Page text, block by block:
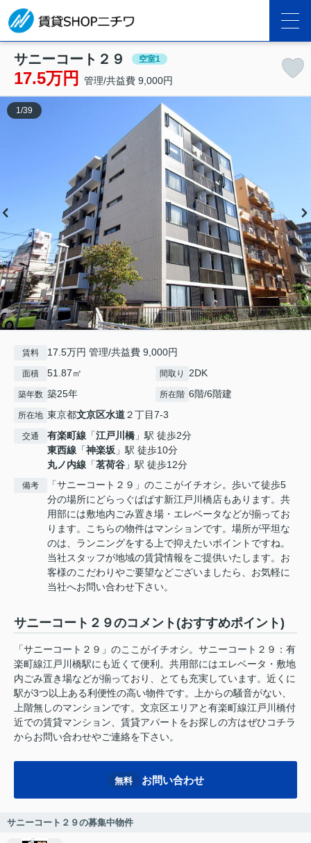
サニーコート２９ 空室1
17.5万円 管理/共益費 9,000円
1 /39
賃料 17.5万円 管理/共益費 9,000円
面積 51.87㎡ 間取り 2DK
築年数 築25年 所在階 6階/6階建
所在地 東京都文京区水道２丁目7-3
交通 有楽町線 「江戸川橋 」駅 徒歩2分
東西線 「神楽坂 」駅 徒歩10分
丸ノ内線 「茗荷谷 」駅 徒歩12分
備考
「サニーコート２９」のここがイチオシ。歩いて徒歩5
分の場所にどらっぐぱぱす新江戸川橋店もあります。共
用部には敷地内ごみ置き場・エレベータなどが揃ってお
ります。こちらの物件はマンションです。場所が平坦な
のは、ランニングをする上で抑えたいポイントですね。
当社スタッフが地域の賃貸情報をご提供いたします。お
客様のこだわりやご要望などございましたら、お気軽に
当社へお問い合わせ下さい。
サニーコート２９のコメント(おすすめポイント)
「サニーコート２９」のここがイチオシ。サニーコート２９：有
楽町線江戸川橋駅にも近くて便利。共用部にはエレベータ・敷地
内ごみ置き場などが揃っており、とても充実しています。近くに
駅が3つ以上ある利便性の高い物件です。上からの騒音がない、
上階無しのマンションです。文京区エリアと有楽町線江戸川橋付
近での賃貸マンション、賃貸アパートをお探しの方はぜひコチラ
からお問い合わせやご連絡を下さい。
無料 お問い合わせ
サニーコート２９の募集中物件